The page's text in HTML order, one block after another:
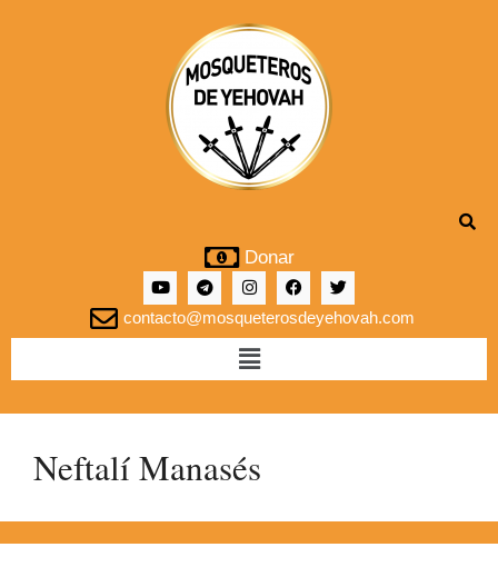
Donar
contacto@mosqueterosdeyehovah.com
Neftalí Manasés